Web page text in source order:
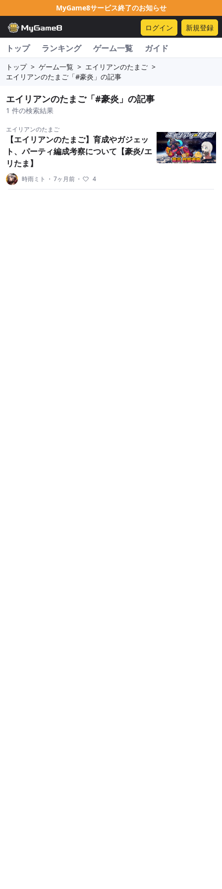
MyGame8サービス終了のお知らせ
ログイン 新規登録
トップ ランキング ゲーム一覧 ガイド
トップ > ゲーム一覧 > エイリアンのたまご >
エイリアンのたまご「#豪炎」の記事
エイリアンのたまご「#豪炎」の記事
1 件の検索結果
エイリアンのたまご
【エイリアンのたまご】育成やガジェッ
ト、パーティ編成考察について【豪炎/エ
リたま】
時雨ミト ・ 7ヶ月前 ・ 4